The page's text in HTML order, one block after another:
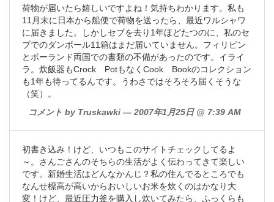
荷物が届いたら嬉しいですよね！気持ちわかります。私も
11月末に日本から船便で荷物を送ったら、最近ワルシャワ
に届きました。しかしセブを去り1年ほどたつのに、私のセ
ブでのダンボール11箱はまだ届いていません。フィリピン
とポーランド両国での書類の不備があったのです。イライ
ラ。炊飯器もCrock PotもなくCook Bookのコレクション
も1年も待ってるんです。うわさではそろそろ届くそうな
（笑）。
コメント by Truskawki — 2007年1月25日 @ 7:39 AM
初書き込み！けど、いつもこのサイトチェックしてるよ
～。さんごさんのそちらの生活がよく伝わってきて楽しい
です。新婚生活はどんなかんじ？私の住んでるところでも
なんせ標高が高いからおいしいお米を炊くのはかなり大
変！けど、最近圧力釜を購入し炊いてみたら、ふっくらも